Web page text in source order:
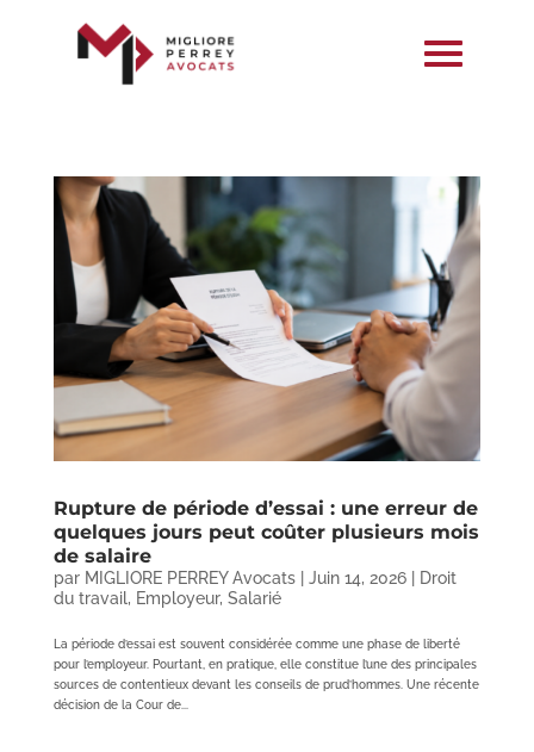
Rupture de période d’essai : une erreur de
quelques jours peut coûter plusieurs mois
de salaire
par MIGLIORE PERREY Avocats| Juin 14, 2026|
Droit
du travail, Employeur, Salarié
La période d’essai est souvent considérée comme une phase de liberté
pour l’employeur. Pourtant, en pratique, elle constitue l’une des principales
sources de contentieux devant les conseils de prud’hommes. Une récente
décision de la Cour de...